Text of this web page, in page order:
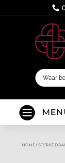


HOME/ STERKE